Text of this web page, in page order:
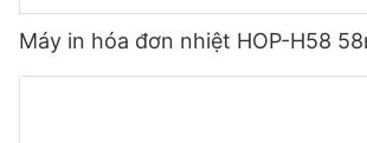
Máy in hóa đơn nhiệt HOP-H58